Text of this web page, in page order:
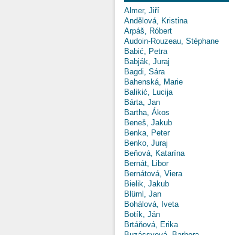
Almer, Jiří
Andělová, Kristina
Arpáš, Róbert
Audoin-Rouzeau, Stéphane
Babić, Petra
Babják, Juraj
Bagdi, Sára
Bahenská, Marie
Balikić, Lucija
Bárta, Jan
Bartha, Ákos
Beneš, Jakub
Benka, Peter
Benko, Juraj
Beňová, Katarína
Bernát, Libor
Bernátová, Viera
Bielik, Jakub
Blüml, Jan
Bohálová, Iveta
Botík, Ján
Brtáňová, Erika